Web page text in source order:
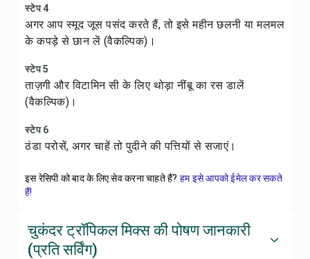
स्टेप 4
अगर आप स्मूद जूस पसंद करते हैं, तो इसे महीन छलनी या मलमल
के कपड़े से छान लें (वैकल्पिक)।
स्टेप 5
ताज़गी और विटामिन सी के लिए थोड़ा नींबू का रस डालें
(वैकल्पिक)।
स्टेप 6
ठंडा परोसें, अगर चाहें तो पुदीने की पत्तियों से सजाएं।
इस रेसिपी को बाद के लिए सेव करना चाहते हैं? हम इसे आपको ईमेल कर सकते
हैं!
चुकंदर ट्रॉपिकल मिक्स की पोषण जानकारी
(प्रति सर्विंग)